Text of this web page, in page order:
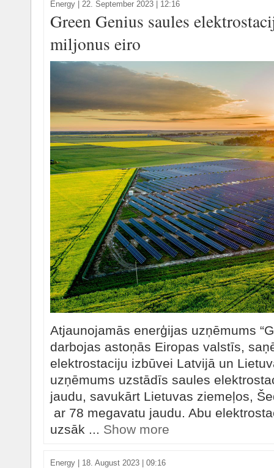
Energy 22. September 2023 | 12:16
Green Genius saules
miljonus eiro
Atjaunojamās enerģijas uzņēmums
darbojas astoņās Eiropas valstīs,
elektrostaciju izbūvei Latvijā un
uzņēmums uzstādīs saules
jaudu, savukārt Lietuvas ziemeļos,
ar 78 megavatu jaudu. Abu
uzsāk ... Show more
Energy 18. August 2023 | 09:16